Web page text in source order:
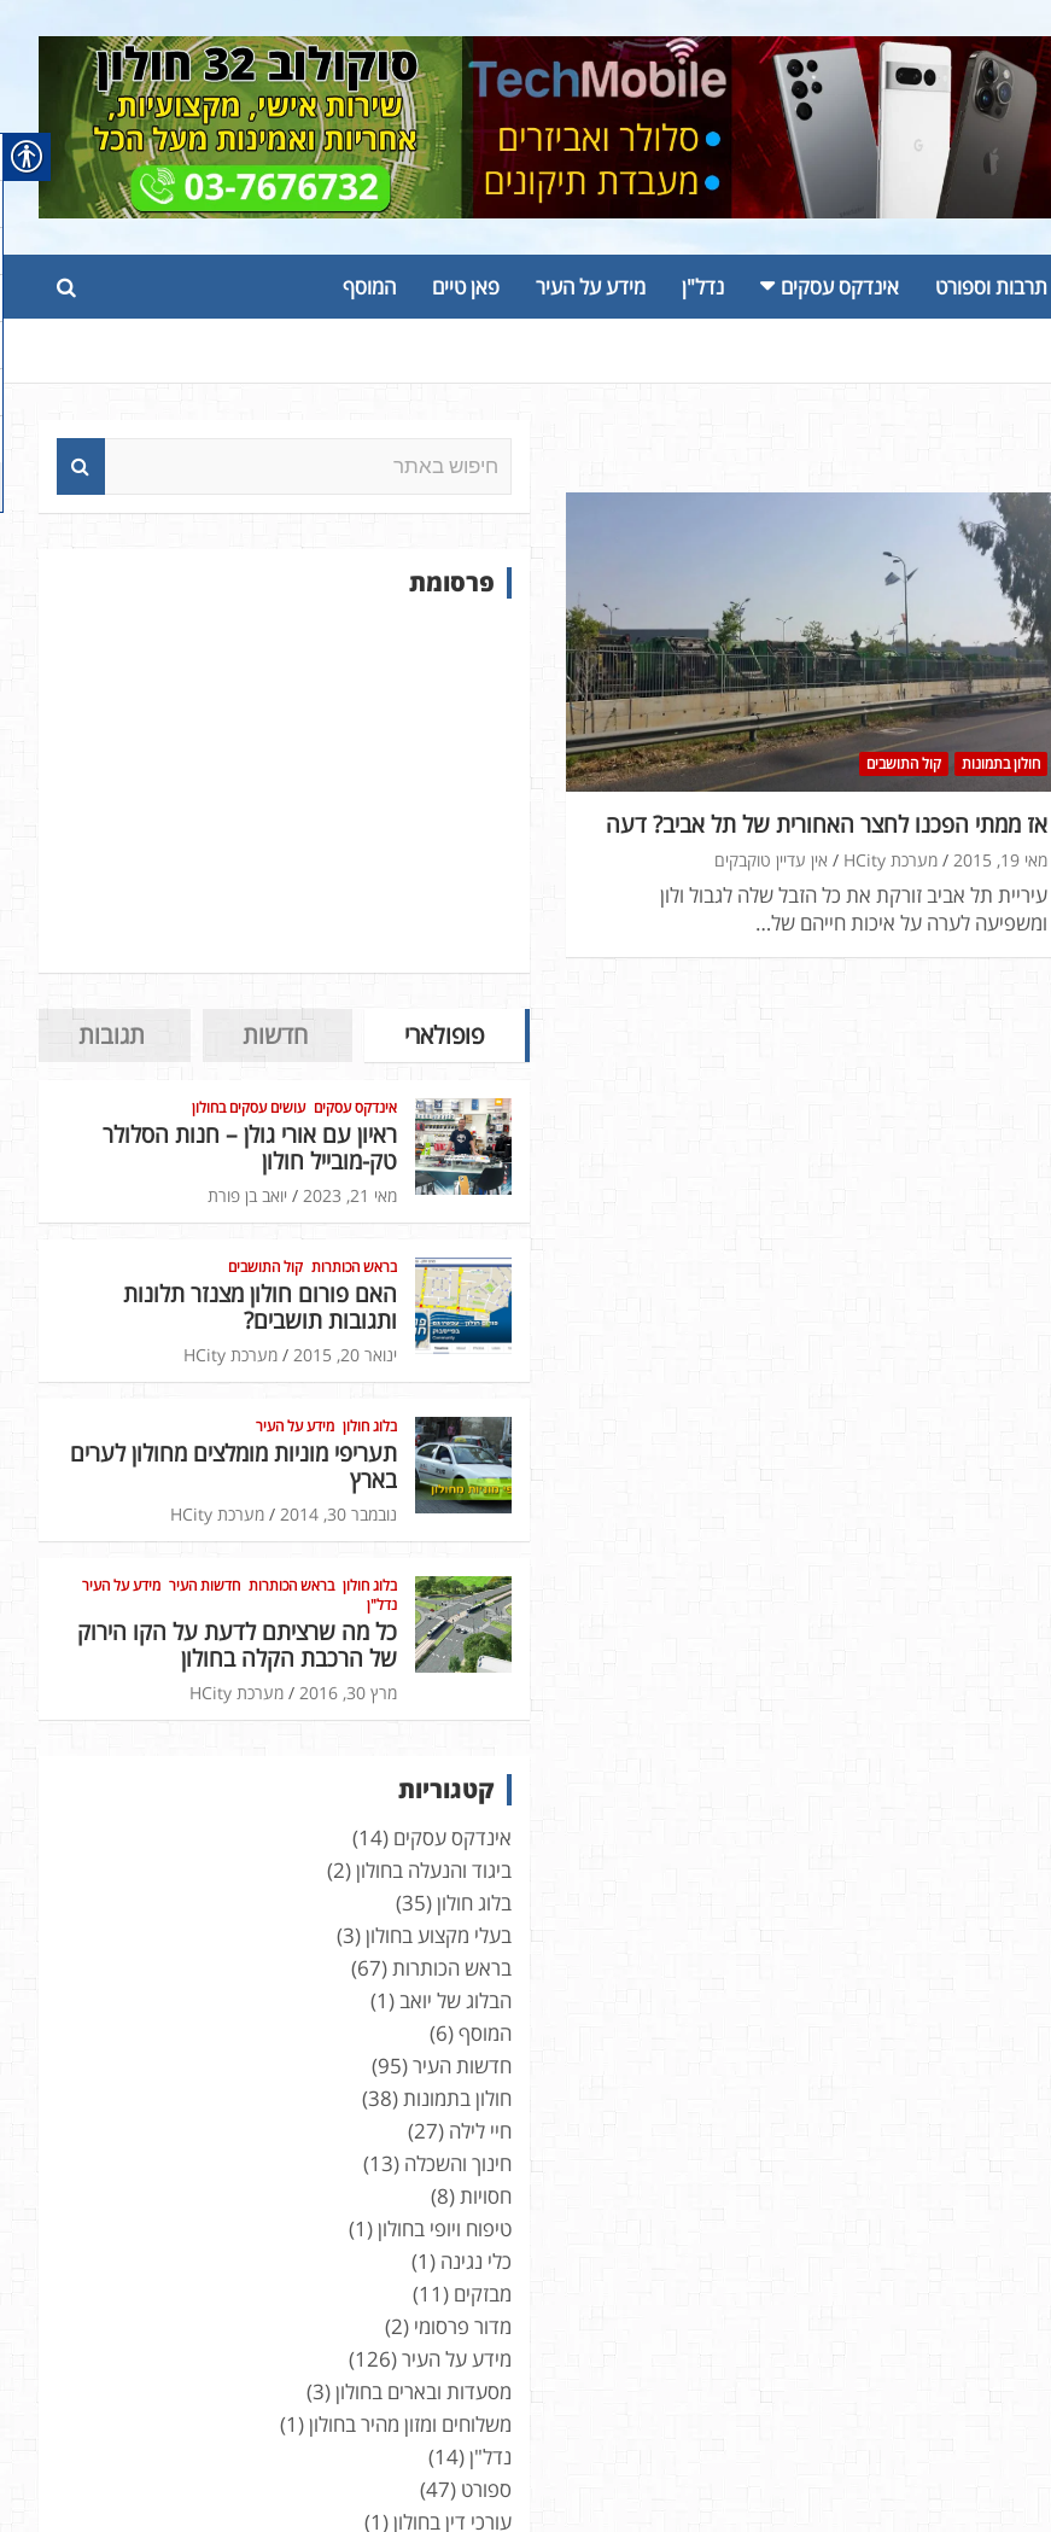
תרבות וספורט אינדקס עסקים נדל"ן מידע על העיר פאן טיים המוסף
חולון בתמונות קול התושבים
אז ממתי הפכנו לחצר האחורית של תל אביב? דעה
מאי 19, 2015 מערכת HCity אין עדיין טוקבקים
עיריית תל אביב זורקת את כל הזבל שלה לגבול ולון
ומשפיעה לערה על איכות חייהם של…
פ
ש
פרסומת
פופולארי חדשות תגובות
אינדקס עסקים עושים עסקים בחולון
ראיון עם אורי גולן – חנות הסלולר
טק-מובייל חולון
מאי 21, 2023 יואב בן פורת
בראש הכותרות קול התושבים
האם פורום חולון מצנזר תלונות
ותגובות תושבים?
ינואר 20, 2015 מערכת HCity
בלוג חולון מידע על העיר
תעריפי מוניות מומלצים מחולון לערים
בארץ
נובמבר 30, 2014 מערכת HCity
בלוג חולון בראש הכותרות חדשות העיר מידע על העיר
נדל"ן
כל מה שרציתם לדעת על הקו הירוק
של הרכבת הקלה בחולון
מרץ 30, 2016 מערכת HCity
קטגוריות
אינדקס עסקים (14)
ביגוד והנעלה בחולון(2)
בלוג חולון(35)
בעלי מקצוע בחולון(3)
בראש הכותרות (67)
הבלוג של יואב (1)
המוסף(6)
חדשות העיר(95)
חולון בתמונות (38)
חיי לילה (27)
חינוך והשכלה (13)
חסויות (8)
טיפוח ויופי בחולון(1)
כלי נגינה (1)
מבזקים (11)
מדור פרסומי (2)
מידע על העיר(126)
מסעדות ובארים בחולון(3)
משלוחים ומזון מהיר בחולון(1)
נדל"ן(14)
ספורט (47)
עורכי דין בחולון(1)